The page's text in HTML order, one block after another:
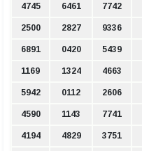
4745 6461 7742
2500 2827 9336
6891 0420 5439
1169 1324 4663
5942 0112 2606
4590 1143 7741
4194 4829 3751